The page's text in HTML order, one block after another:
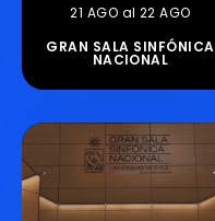
21 AGO al 22 AGO
GRAN SALA SINFÓNICA
NACIONAL